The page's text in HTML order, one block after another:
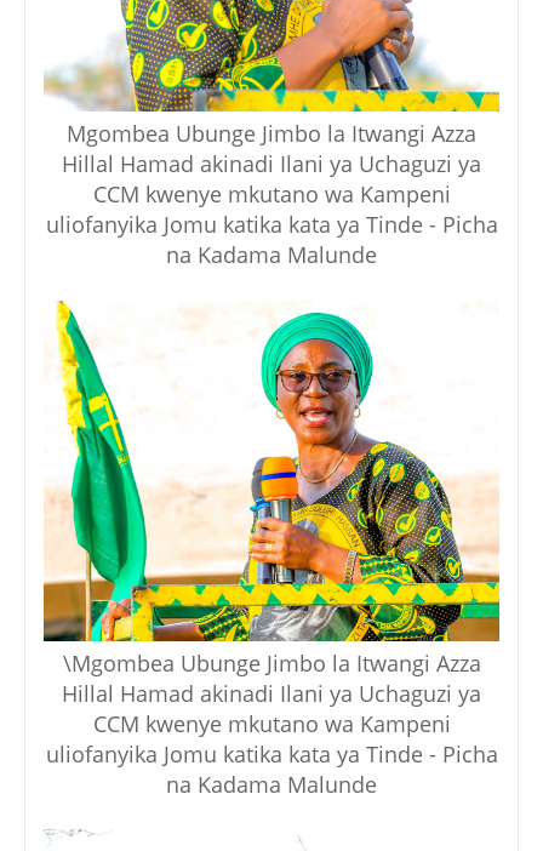
Mgombea Ubunge Jimbo la Itwangi Azza
Hillal Hamad akinadi Ilani ya Uchaguzi ya
CCM kwenye mkutano wa Kampeni
uliofanyika Jomu katika kata ya Tinde - Picha
na Kadama Malunde
\Mgombea Ubunge Jimbo la Itwangi Azza
Hillal Hamad akinadi Ilani ya Uchaguzi ya
CCM kwenye mkutano wa Kampeni
uliofanyika Jomu katika kata ya Tinde - Picha
na Kadama Malunde